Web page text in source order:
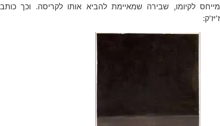
מייחס לקיומו, שבירה שמאיימת להביא אותו לקריסה. וכך כותב
ז'יז'ק: